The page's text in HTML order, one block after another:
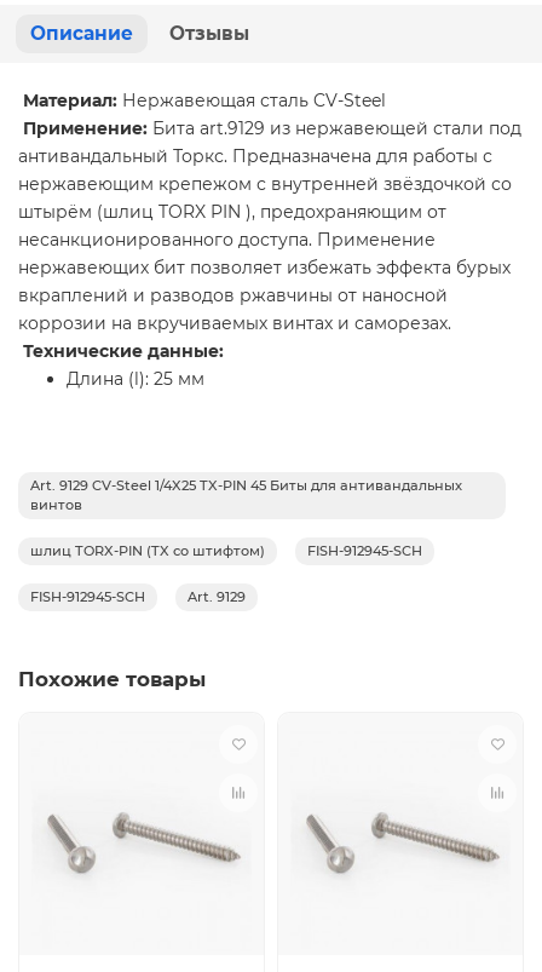
Описание Отзывы
Материал: Нержавеющая сталь CV-Steel
Применение: Бита art.9129 из нержавеющей стали под
антивандальный Торкс. Предназначена для работы с
нержавеющим крепежом с внутренней звёздочкой со
штырём (шлиц TORX PIN ), предохраняющим от
несанкционированного доступа. Применение
нержавеющих бит позволяет избежать эффекта бурых
вкраплений и разводов ржавчины от наносной
коррозии на вкручиваемых винтах и саморезах.
Технические данные:
Длина (l): 25 мм
Art. 9129 CV-Steel 1/4X25 TX-PIN 45 Биты для антивандальных
винтов
шлиц TORX-PIN (TX со штифтом) FISH-912945-SCH
FISH-912945-SCH Art. 9129
Похожие товары